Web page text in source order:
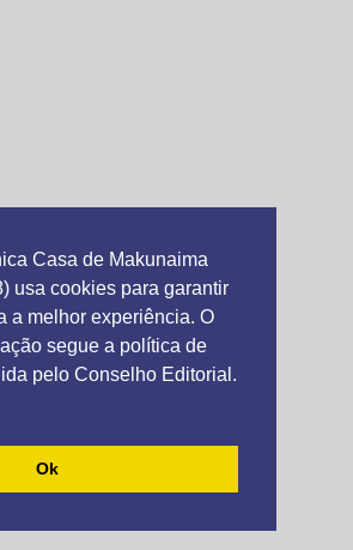
Casa de Makunaima
usa cookies para garantir
a melhor experiência. O
segue a política de
pelo Conselho Editorial.
Ok